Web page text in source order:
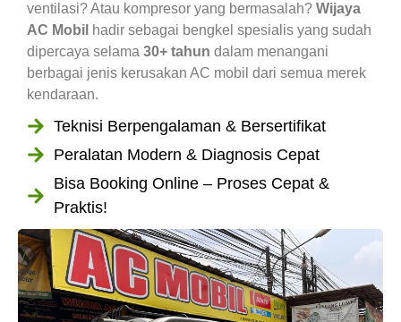
ventilasi? Atau kompresor yang bermasalah? Wijaya
AC Mobil hadir sebagai bengkel spesialis yang sudah
dipercaya selama 30+ tahun dalam menangani
berbagai jenis kerusakan AC mobil dari semua merek
kendaraan.
Teknisi Berpengalaman & Bersertifikat
Peralatan Modern & Diagnosis Cepat
Bisa Booking Online – Proses Cepat &
Praktis!